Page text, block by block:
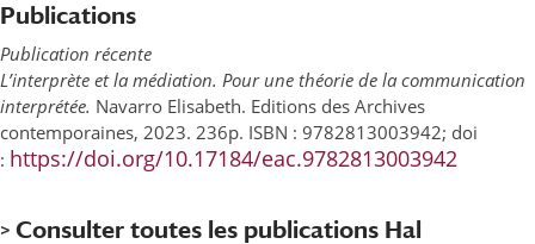
Publications
Publication récente
L’interprète et la médiation. Pour une théorie de la communication
interprétée. Navarro Elisabeth. Editions des Archives
contemporaines, 2023. 236p. ISBN : 9782813003942; doi
: https://doi.org/10.17184/eac.9782813003942
> Consulter toutes les publications Hal